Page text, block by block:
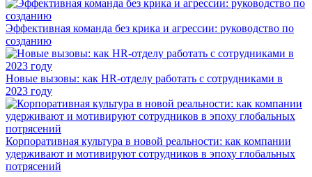
Эффективная команда без крика и агрессии: руководство по
созданию
Новые вызовы: как HR-отделу работать с сотрудниками в
2023 году
Корпоративная культура в новой реальности: как компании
удерживают и мотивируют сотрудников в эпоху глобальных
потрясений